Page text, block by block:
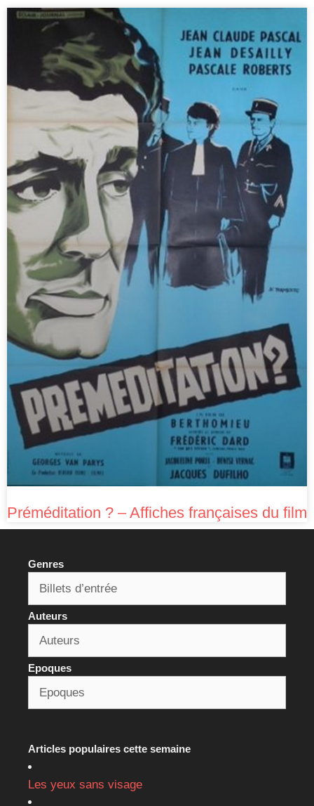
Préméditation ? – Affiches françaises du film
Genres
Auteurs
Epoques
Articles populaires cette semaine
Les yeux sans visage